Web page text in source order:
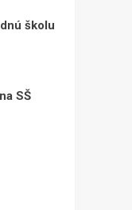
školu
SŠ